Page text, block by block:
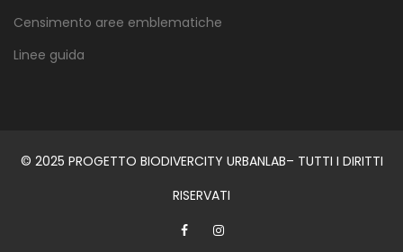
Censimento aree emblematiche
Linee guida
© 2025 PROGETTO BIODIVERCITY URBANLAB– TUTTI I DIRITTI
RISERVATI